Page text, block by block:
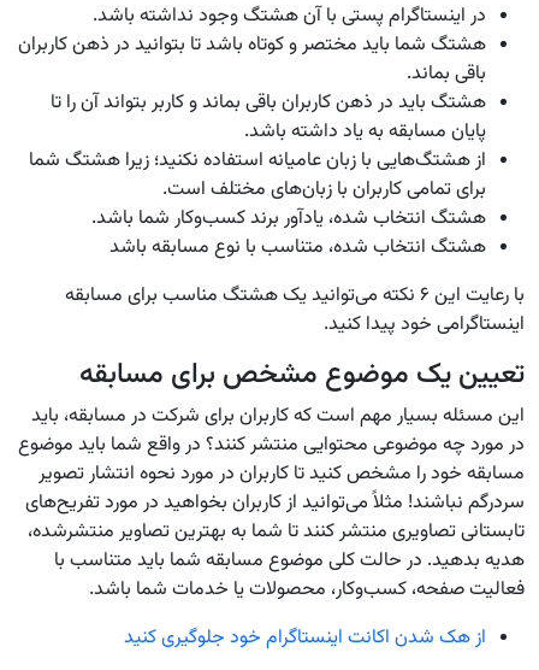
در اینستاگرام پستی با آن هشتگ وجود نداشته باشد.
هشتگ شما باید مختصر و کوتاه باشد تا بتوانید در ذهن کاربران
باقی بماند.
هشتگ باید در ذهن کاربران باقی بماند و کاربر بتواند آن را تا
پایان مسابقه به یاد داشته باشد.
از هشتگ‌هایی با زبان عامیانه استفاده نکنید؛ زیرا هشتگ شما
برای تمامی کاربران با زبان‌های مختلف است.
هشتگ انتخاب شده، یادآور برند کسب‌وکار شما باشد.
هشتگ انتخاب شده، متناسب با نوع مسابقه باشد
با رعایت این ۶ نکته می‌توانید یک هشتگ مناسب برای مسابقه
اینستاگرامی خود پیدا کنید.
تعیین یک موضوع مشخص برای مسابقه
این مسئله بسیار مهم است که کاربران برای شرکت در مسابقه، باید
در مورد چه موضوعی محتوایی منتشر کنند؟ در واقع شما باید موضوع
مسابقه خود را مشخص کنید تا کاربران در مورد نحوه انتشار تصویر
سردرگم نباشند! مثلاً می‌توانید از کاربران بخواهید در مورد تفریح‌های
تابستانی تصاویری منتشر کنند تا شما به بهترین تصاویر منتشرشده،
هدیه بدهید. در حالت کلی موضوع مسابقه شما باید متناسب با
فعالیت صفحه، کسب‌وکار، محصولات یا خدمات شما باشد.
از هک شدن اکانت اینستاگرام خود جلوگیری کنید